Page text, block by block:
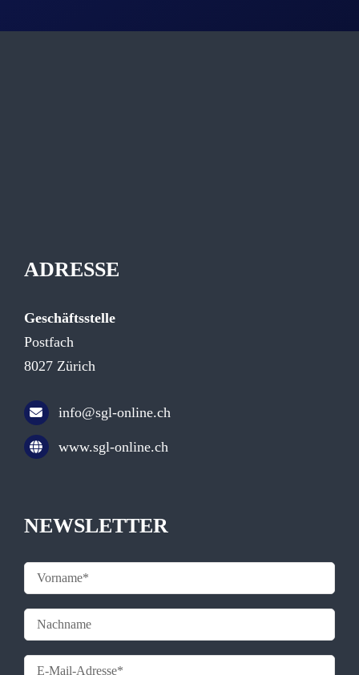
ADRESSE
Geschäftsstelle
Postfach
8027 Zürich
info@sgl-online.ch
www.sgl-online.ch
NEWSLETTER